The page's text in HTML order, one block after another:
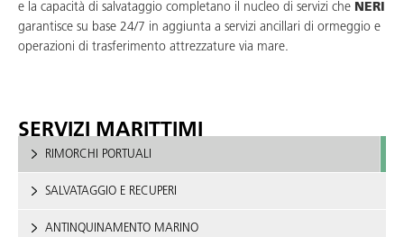
e la capacità di salvataggio completano il nucleo di servizi che NERI
garantisce su base 24/7 in aggiunta a servizi ancillari di ormeggio e
operazioni di trasferimento attrezzature via mare.
SERVIZI MARITTIMI
RIMORCHI PORTUALI
SALVATAGGIO E RECUPERI
ANTINQUINAMENTO MARINO